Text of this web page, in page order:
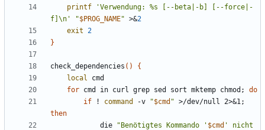
printf
'Verwendung: %s [--beta|-b] [--force|-
f]\n'
"$PROG_NAME" >&2
exit
2
}
check_dependencies ()
{
local
for cmd in curl grep sed sort mktemp chmod ;
do
if ! command -v "$cmd " >/dev/null 2>&1 ;
then
            die
"Benötigtes Kommando ' $cmd ' nicht